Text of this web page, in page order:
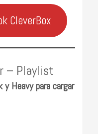
CleverBox
– Playlist
y Heavy para cargar